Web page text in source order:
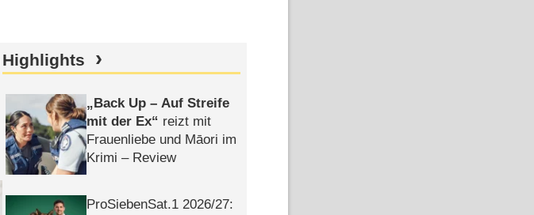
Highlights
Back Up – Auf Streife
mit der Ex
reizt mit
Frauenliebe und Māori im
Krimi – Review
ProSiebenSat.1 2026/​27: